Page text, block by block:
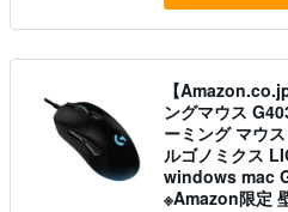
【
ングマウス
ーミング マウ
ルゴノミクス
windows mac
※Amazon限定